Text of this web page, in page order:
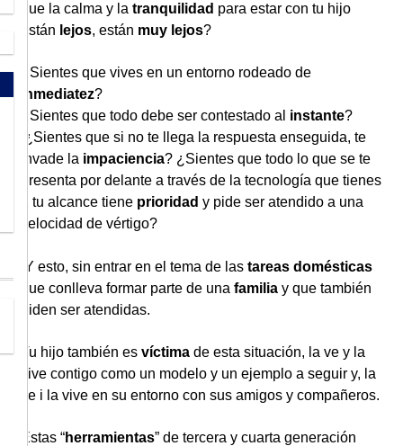
que la calma y la tranquilidad para estar con tu hijo
están lejos, están muy lejos?
¿Sientes que vives en un entorno rodeado de
inmediatez?
¿Sientes que todo debe ser contestado al instante?
¿Sientes que si no te llega la respuesta enseguida, te
invade la impaciencia? ¿Sientes que todo lo que se te
presenta por delante a través de la tecnología que tienes
a tu alcance tiene prioridad y pide ser atendido a una
velocidad de vértigo?
Y esto, sin entrar en el tema de las tareas domésticas
que conlleva formar parte de una familia y que también
piden ser atendidas.
Tu hijo también es víctima de esta situación, la ve y la
vive contigo como un modelo y un ejemplo a seguir y, la
ve i la vive en su entorno con sus amigos y compañeros.
Estas “herramientas” de tercera y cuarta generación